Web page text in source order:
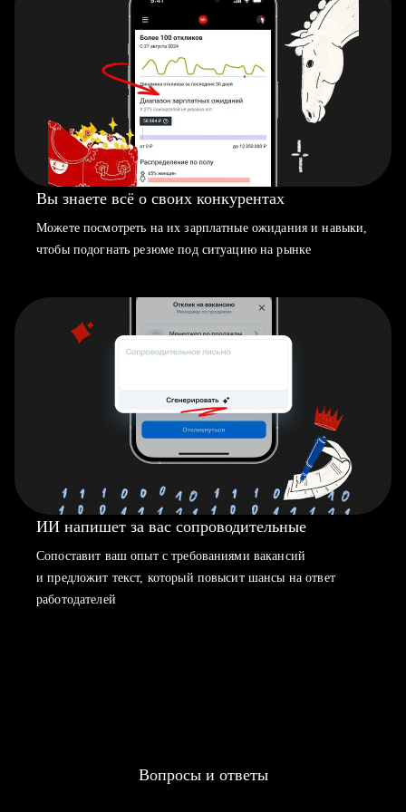
Вы знаете всё о своих конкурентах
Можете посмотреть на их зарплатные ожидания и навыки,
чтобы подогнать резюме под ситуацию на рынке
ИИ напишет за вас сопроводительные
Сопоставит ваш опыт с требованиями вакансий
и предложит текст, который повысит шансы на ответ
работодателей
Вопросы и ответы